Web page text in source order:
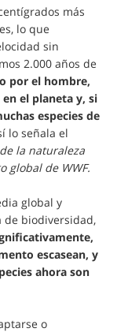
más
lo que
sin
2.000 años de
por el hombre,
el planeta y, si
especies de
lo señala el
la naturaleza
global de WWF.
global y
de biodiversidad,
escasean, y
ahora son
o